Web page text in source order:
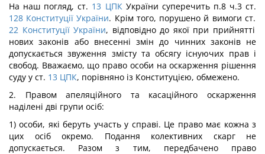
На наш погляд, ст. 13 ЦПКУкраїни суперечить п.8 ч.3 ст.
128 Конституції України. Крім того, порушено й вимоги ст.
22 Конституції України, відповідно до якої при прийнятті
нових законів або внесенні змін до чинних законів не
допускається звуження змісту та обсягу існуючих прав і
свобод. Вважаємо, що право особи на оскарження рішення
суду у ст. 13 ЦПК, порівняно із Конституцією, обмежено.
2. Правом апеляційного та касаційного оскарження
наділені дві групи осіб:
1) особи, які беруть участь у справі. Це право має кожна з
цих осіб окремо. Подання колективних скарг не
допускається. Разом з тим, передбачено право